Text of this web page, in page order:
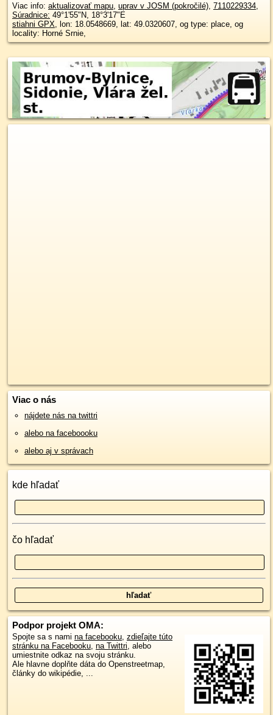
Viac info: aktualizovať mapu uprav v JOSM (pokročilé) 7110229334
Súradnice: 49°1'55"N 18°3'17"E
stiahni GPX , lon: 18.0548669, lat: 49.0320607, og type: place, og
locality: Horné Srnie,
Viac o nás
nájdete nás na twittri
alebo na faceboooku
alebo aj v správach
kde hľadať
čo hľadať
Podpor projekt OMA:
Spojte sa s nami na facebooku zdieľajte túto
stránku na Facebooku na Twittri , alebo
umiestnite odkaz na svoju stránku.
Ale hlavne doplňte dáta do Openstreetmap,
články do wikipédie, ...